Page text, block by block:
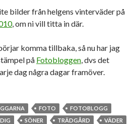
bilder från helgens vinterväder på
, om ni vill titta in där.
komma tillbaka, så nu har jag
på Fotobloggen, dvs det
dag några dagar framöver.
FOTO
FOTOBLOGG
SÖNER TRÄDGÅRD
VÄDER